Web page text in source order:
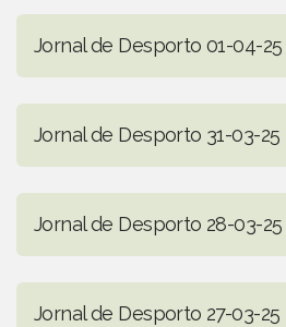
Jornal de Desporto 01-04-25
Jornal de Desporto 31-03-25
Jornal de Desporto 28-03-25
Jornal de Desporto 27-03-25